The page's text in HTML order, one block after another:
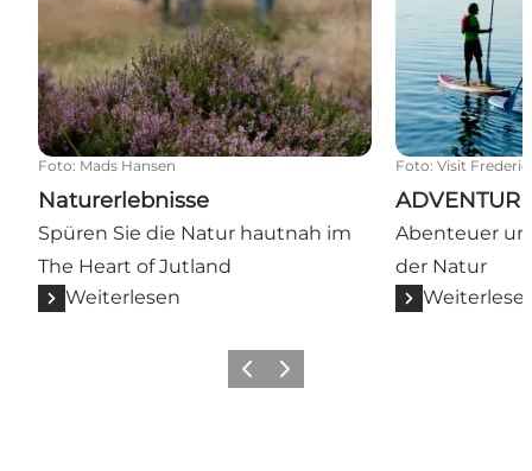
Foto: Mads Hansen
Naturerlebnisse
Spüren Sie die Natur hautnah im
The Heart of Jutland
Weiterlesen
Foto: Visit
Abenteuer
der Natur
Vorherige Folie
Nächste Folie